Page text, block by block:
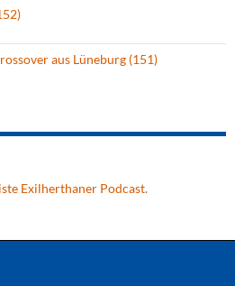
aus Lüneburg (151)
Exilherthaner Podcast.